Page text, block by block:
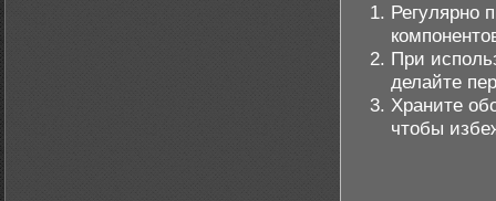
Регулярно
При
делайте
Храните
чтобы